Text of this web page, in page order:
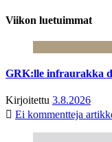
Viikon luetuimmat
GRK:lle infraurakka
Kirjoitettu 3.8.2026
Ei kommentteja